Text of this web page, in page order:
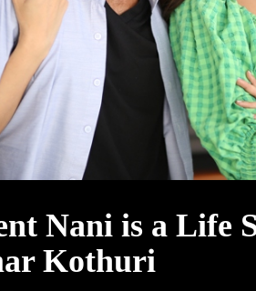
Nani is a Life
Kothuri